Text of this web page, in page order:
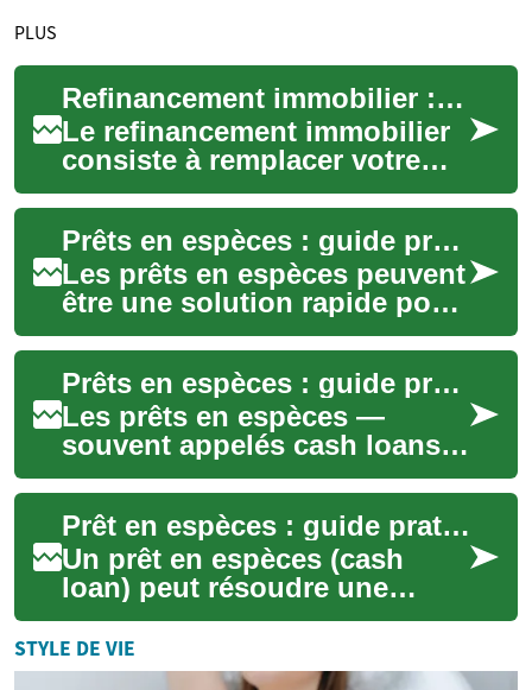
PLUS
Refinancement immobilier : guide pratique pour votre prêt
Le refinancement immobilier
consiste à remplacer votre
prêt actuel par un nouveau
crédit, souvent pour profiter
d'un ...
Prêts en espèces : guide pratique pour emprunter rapidement
Les prêts en espèces peuvent
être une solution rapide pour
couvrir une dépense
imprévue ou combler un trou
de trésore...
Prêts en espèces : guide pratique pour emprunter en urgence
Les prêts en espèces —
souvent appelés cash loans
— offrent une solution rapide
quand un imprévu frappe vos
finances ...
Prêt en espèces : guide pratique pour emprunter rapidement
Un prêt en espèces (cash
loan) peut résoudre une
urgence financière à court
terme, mais il faut bien
comprendre les m...
STYLE DE VIE